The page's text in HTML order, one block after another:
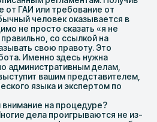
от ГАИ или требование от
человек оказывается в
не просто сказать «я не
со ссылкой на
свою правоту. Это
Именно здесь нужна
административным делам,
вашим представителем,
языка и экспертом по
на процедуре?
дела проигрываются не из-